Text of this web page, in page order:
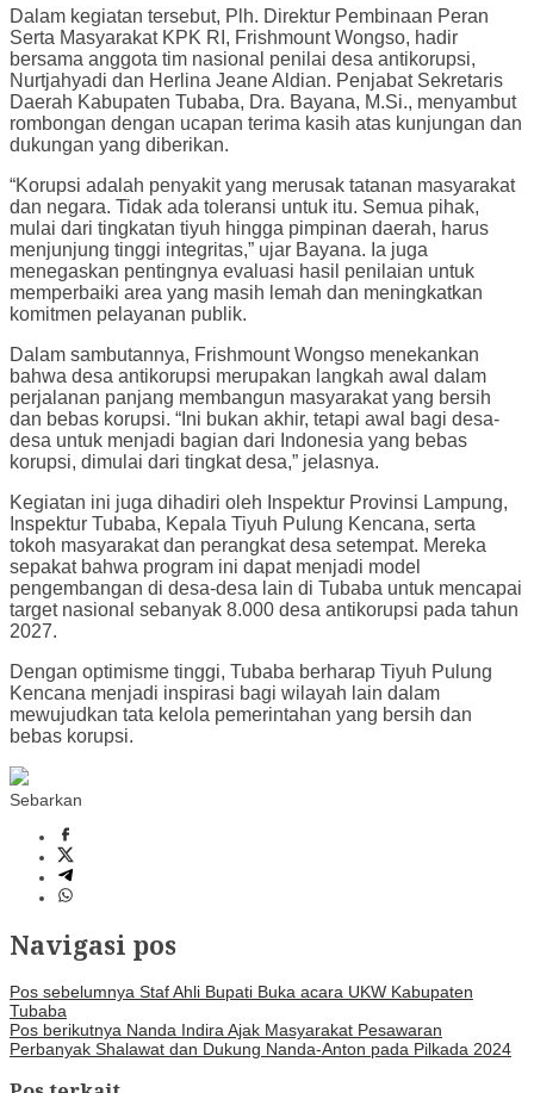
Dalam kegiatan tersebut, Plh. Direktur Pembinaan Peran
Serta Masyarakat KPK RI, Frishmount Wongso, hadir
bersama anggota tim nasional penilai desa antikorupsi,
Nurtjahyadi dan Herlina Jeane Aldian. Penjabat Sekretaris
Daerah Kabupaten Tubaba, Dra. Bayana, M.Si., menyambut
rombongan dengan ucapan terima kasih atas kunjungan dan
dukungan yang diberikan.
“Korupsi adalah penyakit yang merusak tatanan masyarakat
dan negara. Tidak ada toleransi untuk itu. Semua pihak,
mulai dari tingkatan tiyuh hingga pimpinan daerah, harus
menjunjung tinggi integritas,” ujar Bayana. Ia juga
menegaskan pentingnya evaluasi hasil penilaian untuk
memperbaiki area yang masih lemah dan meningkatkan
komitmen pelayanan publik.
Dalam sambutannya, Frishmount Wongso menekankan
bahwa desa antikorupsi merupakan langkah awal dalam
perjalanan panjang membangun masyarakat yang bersih
dan bebas korupsi. “Ini bukan akhir, tetapi awal bagi desa-
desa untuk menjadi bagian dari Indonesia yang bebas
korupsi, dimulai dari tingkat desa,” jelasnya.
Kegiatan ini juga dihadiri oleh Inspektur Provinsi Lampung,
Inspektur Tubaba, Kepala Tiyuh Pulung Kencana, serta
tokoh masyarakat dan perangkat desa setempat. Mereka
sepakat bahwa program ini dapat menjadi model
pengembangan di desa-desa lain di Tubaba untuk mencapai
target nasional sebanyak 8.000 desa antikorupsi pada tahun
2027.
Dengan optimisme tinggi, Tubaba berharap Tiyuh Pulung
Kencana menjadi inspirasi bagi wilayah lain dalam
mewujudkan tata kelola pemerintahan yang bersih dan
bebas korupsi.
Sebarkan
Navigasi pos
Pos sebelumnya Staf Ahli Bupati Buka acara UKW Kabupaten
Tubaba
Pos berikutnya Nanda Indira Ajak Masyarakat Pesawaran
Perbanyak Shalawat dan Dukung Nanda-Anton pada Pilkada 2024